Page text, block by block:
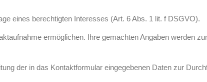
eines berechtigten Interesses (Art. 6 Abs. 1 lit. f DSGVO).
ermöglichen. Ihre gemachten Angaben werden
der in das Kontaktformular eingegebenen Daten zur